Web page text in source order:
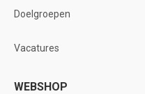
Doelgroepen
Vacatures
WEBSHOP